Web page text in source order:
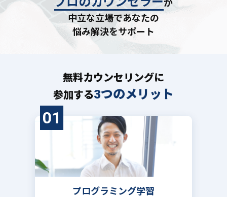
が
中立な立場であなたの
悩み解決をサポート
無料カウンセリングに
参加する3つのメリット
01
プログラミング学習